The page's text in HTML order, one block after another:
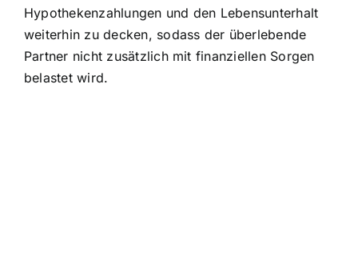
Hypothekenzahlungen und den Lebensunterhalt
weiterhin zu decken, sodass der überlebende
Partner nicht zusätzlich mit finanziellen Sorgen
belastet wird.